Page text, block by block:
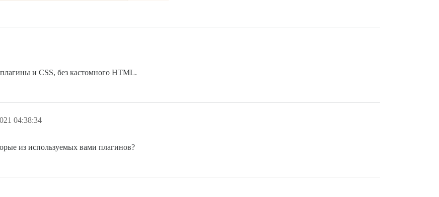
и CSS, без кастомного HTML.
04:38:34
из используемых вами плагинов?